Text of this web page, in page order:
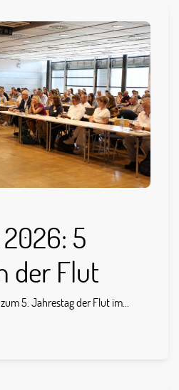
5
der Flut
5. Jahrestag der Flut im...